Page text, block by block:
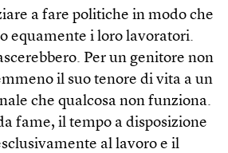
a fare politiche in modo che
equamente i loro lavoratori.
Per un genitore non
il suo tenore di vita a un
che qualcosa non funziona.
fame, il tempo a disposizione
al lavoro e il